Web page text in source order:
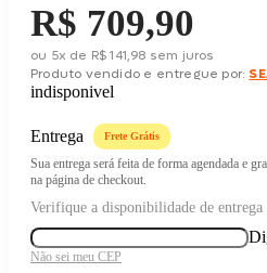
Price:
R$ 709,90
ou 5x de R$ 141,98 sem juros
Produto vendido e entregue por:
indisponivel
Entrega Frete Grátis
Sua entrega será feita de forma agendada e
na página de checkout.
Verifique a disponibilidade de entrega
Não sei meu CEP